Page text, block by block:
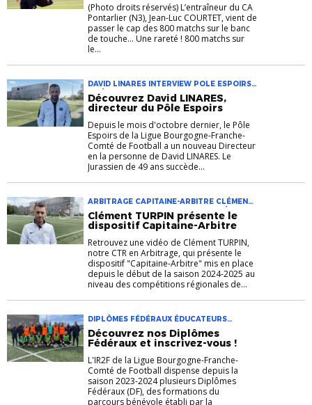
(Photo droits réservés) L’entraîneur du CA
Pontarlier (N3), Jean-Luc COURTET, vient de
passer le cap des 800 matchs sur le banc
de touche... Une rareté ! 800 matchs sur
le...
DAVID LINARES INTERVIEW POLE ESPOIRS
VIDÉO
Découvrez David LINARES,
directeur du Pôle Espoirs
Depuis le mois d'octobre dernier, le Pôle
Espoirs de la Ligue Bourgogne-Franche-
Comté de Football a un nouveau Directeur
en la personne de David LINARES. Le
Jurassien de 49 ans succède...
ARBITRAGE CAPITAINE-ARBITRE CLÉMENT
TURPIN DISPOSITIF INTERVIEW VIDÉO
Clément TURPIN présente le
dispositif Capitaine-Arbitre
Retrouvez une vidéo de Clément TURPIN,
notre CTR en Arbitrage, qui présente le
dispositif "Capitaine-Arbitre" mis en place
depuis le début de la saison 2024-2025 au
niveau des compétitions régionales de...
DIPLÔMES FÉDÉRAUX ÉDUCATEURS
FORMATION INTERVIEW IR2F PARCOURS
BÉNÉVOLES VIDÉO
Découvrez nos Diplômes
Fédéraux et inscrivez-vous !
L'IR2F de la Ligue Bourgogne-Franche-
Comté de Football dispense depuis la
saison 2023-2024 plusieurs Diplômes
Fédéraux (DF), des formations du
parcours bénévole établi par la